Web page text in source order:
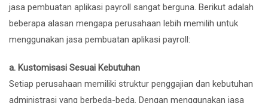
jasa pembuatan aplikasi payroll sangat berguna. Berikut adalah
beberapa alasan mengapa perusahaan lebih memilih untuk
menggunakan jasa pembuatan aplikasi payroll:
a. Kustomisasi Sesuai Kebutuhan
Setiap perusahaan memiliki struktur penggajian dan kebutuhan
administrasi yang berbeda-beda. Dengan menggunakan jasa